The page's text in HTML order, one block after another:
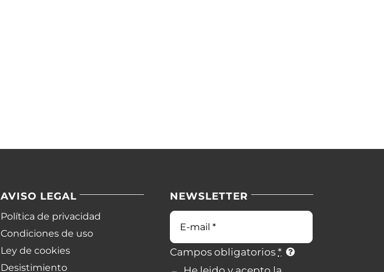
AVISO LEGAL
Política de privacidad
Condiciones de uso
Ley de cookies
Desistimiento
NEWSLETTER
Campos obligatorios*